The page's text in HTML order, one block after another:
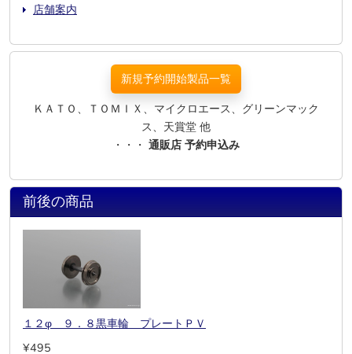
店舗案内
新規予約開始製品一覧
ＫＡＴＯ、ＴＯＭＩＸ、マイクロエース、グリーンマック
ス、天賞堂 他
・・・ 通販店 予約申込み
前後の商品
１２φ ９．８黒車輪 プレートＰＶ
¥495